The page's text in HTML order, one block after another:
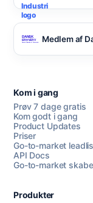
Medlem af
Kom i gang
Prøv 7 dage gratis
Kom godt i gang
Product Updates
Priser
Go-to-market
API Docs
Go-to-market
Produkter